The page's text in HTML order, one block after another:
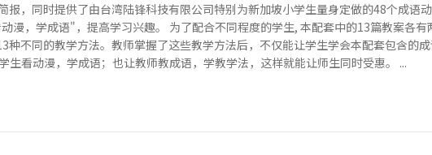
报，同时提供了由台湾陆锋科技有限公司特别为新加坡小学生量身定做的48个成语
漫，学成语"，提高学习兴趣。 为了配合不同程度的学生, 本配套中的13篇教案各
种不同的教学方法。教师掌握了这些教学方法后，不仅能让学生学会本配套包含的
生看动漫，学成语；也让教师教成语，学教学法，这样就能让师生同时受惠。 ...